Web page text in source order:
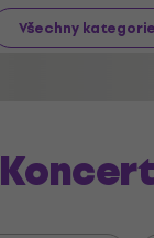
Všechny kategorie